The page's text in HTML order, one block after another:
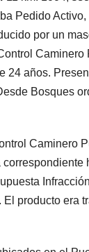
Pedido
por un
años.
Bosques
Caminero
producto era